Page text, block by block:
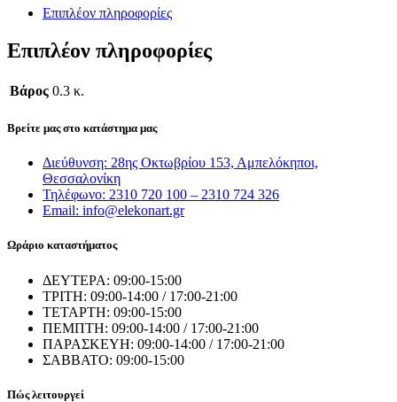
Επιπλέον πληροφορίες
Επιπλέον πληροφορίες
Βάρος 0.3 κ.
Βρείτε μας στο κατάστημα μας
Διεύθυνση: 28ης Οκτωβρίου 153, Αμπελόκηποι,
Θεσσαλονίκη
Τηλέφωνο: 2310 720 100 – 2310 724 326
Email: info@elekonart.gr
Ωράριο καταστήματος
ΔΕΥΤΕΡΑ: 09:00-15:00
ΤΡΙΤΗ: 09:00-14:00 / 17:00-21:00
ΤΕΤΑΡΤΗ: 09:00-15:00
ΠΕΜΠΤΗ: 09:00-14:00 / 17:00-21:00
ΠΑΡΑΣΚΕΥΗ: 09:00-14:00 / 17:00-21:00
ΣΑΒΒΑΤΟ: 09:00-15:00
Πώς λειτουργεί